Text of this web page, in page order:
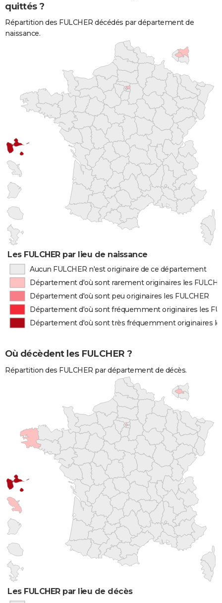
quittés ?
Répartition des FULCHER décédés par département de
naissance.
Les FULCHER par lieu de naissance
Aucun FULCHER n'est originaire de ce département
Département d'où sont rarement originaires les
Département d'où sont peu originaires les FULCHER
Département d'où sont fréquemment originaires les
Département d'où sont très fréquemment originaires
Où décèdent les FULCHER ?
Répartition des FULCHER par département de décès.
Les FULCHER par lieu de décès